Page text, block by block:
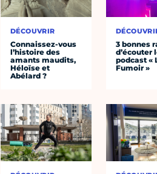
DÉCOUVRIR
Connaissez-vous
l’histoire des
amants maudits,
Héloïse et
Abélard ?
3 bonnes
d’écouter
podcast «
Fumoir »